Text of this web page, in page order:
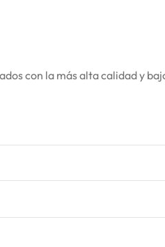
con la más alta calidad y